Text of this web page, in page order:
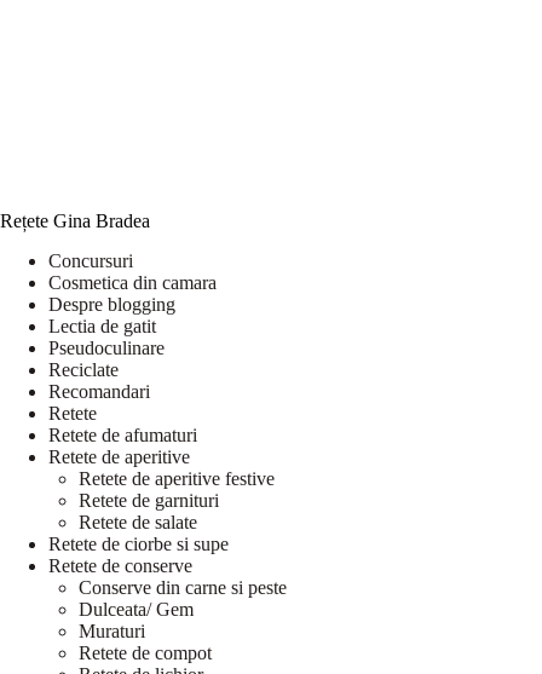
Rețete Gina Bradea
Concursuri
Cosmetica din camara
Despre blogging
Lectia de gatit
Pseudoculinare
Reciclate
Recomandari
Retete
Retete de afumaturi
Retete de aperitive
Retete de aperitive festive
Retete de garnituri
Retete de salate
Retete de ciorbe si supe
Retete de conserve
Conserve din carne si peste
Dulceata/ Gem
Muraturi
Retete de compot